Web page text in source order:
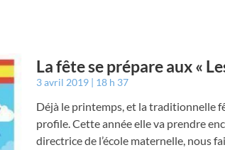
La fête se prépare aux «
3 avril 2019 18 h 37
Déjà le printemps, et la traditionnelle
profile. Cette année elle va prendre
directrice de l’école maternelle, nous